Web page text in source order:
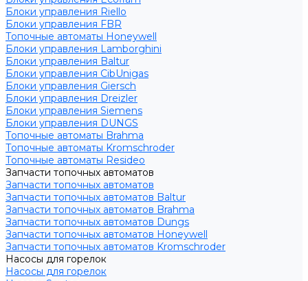
Блоки управления Riello
Блоки управления FBR
Топочные автоматы Honeywell
Блоки управления Lamborghini
Блоки управления Baltur
Блоки управления CibUnigas
Блоки управления Giersch
Блоки управления Dreizler
Блоки управления Siemens
Блоки управления DUNGS
Топочные автоматы Brahma
Топочные автоматы Kromschroder
Топочные автоматы Resideo
Запчасти топочных автоматов
Запчасти топочных автоматов
Запчасти топочных автоматов Baltur
Запчасти топочных автоматов Brahma
Запчасти топочных автоматов Dungs
Запчасти топочных автоматов Honeywell
Запчасти топочных автоматов Kromschroder
Насосы для горелок
Насосы для горелок